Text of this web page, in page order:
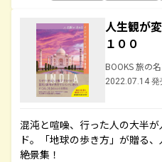
人生観が
１００
BOOKS 旅の
2022.07.14 発
混沌と喧噪、行った人の大半
ド。「地球の歩き方」が贈る
絶景集！